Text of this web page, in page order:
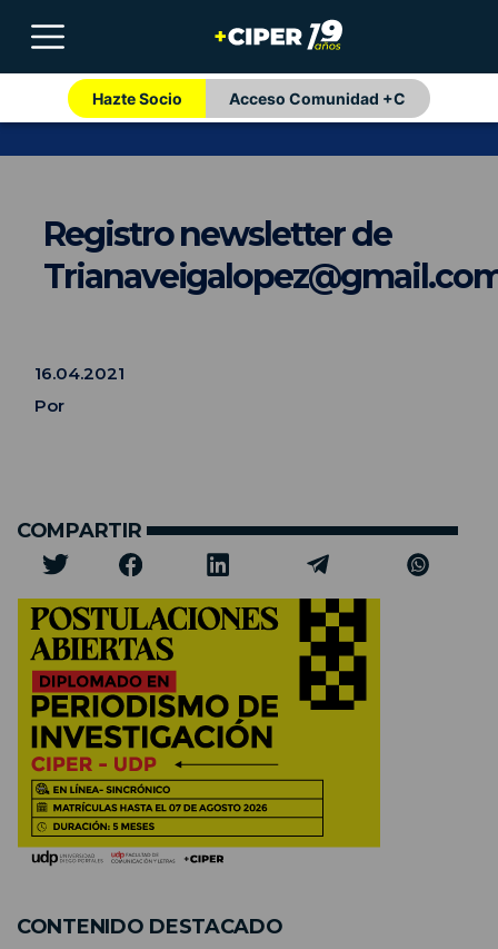
Hazte Socio Acceso Comunidad +C
Registro newsletter de
16.04.2021
Por
COMPARTIR
CONTENIDO DESTACADO